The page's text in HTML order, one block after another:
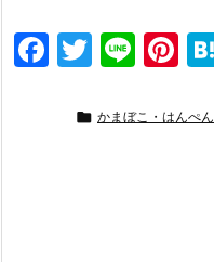
F
T
itt
Li
e
Pi
er
 かまぼこ・はんぺん